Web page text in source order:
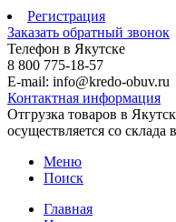
Регистрация
Заказать обратный звонок
Телефон в Якутске
8 800 775-18-57
E-mail: info@kredo-obuv.ru
Контактная информация
Отгрузка товаров в Якутск
осуществляется со склада
Меню
Поиск
Главная